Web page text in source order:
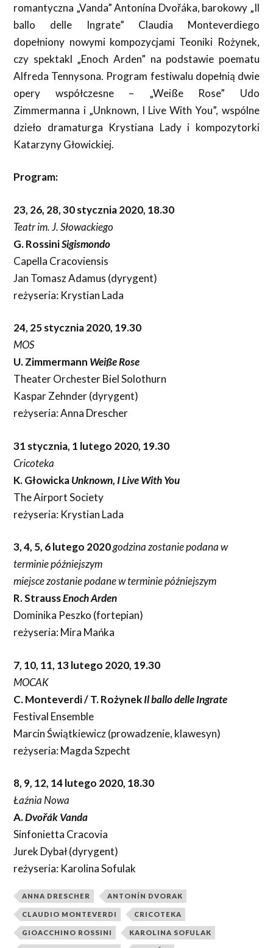
romantyczna „Vanda” Antonína Dvořáka, barokowy „Il
ballo delle Ingrate” Claudia Monteverdiego
dopełniony nowymi kompozycjami Teoniki Rożynek,
czy spektakl „Enoch Arden” na podstawie poematu
Alfreda Tennysona. Program festiwalu dopełnią dwie
opery współczesne – „Weiße Rose” Udo
Zimmermanna i „Unknown, I Live With You”, wspólne
dzieło dramaturga Krystiana Lady i kompozytorki
Katarzyny Głowickiej.
Program:
23, 26, 28, 30 stycznia 2020, 18.30
Teatr im. J. Słowackiego
G. RossiniSigismondo
Capella Cracoviensis
Jan Tomasz Adamus (dyrygent)
reżyseria: Krystian Lada
24, 25 stycznia 2020, 19.30
MOS
U. Zimmermann Weiße Rose
Theater Orchester Biel Solothurn
Kaspar Zehnder (dyrygent)
reżyseria: Anna Drescher
31 stycznia, 1 lutego 2020, 19.30
Cricoteka
K. GłowickaUnknown, I Live With You
The Airport Society
reżyseria: Krystian Lada
3, 4, 5, 6 lutego 2020godzina zostanie podana w
terminie późniejszym
miejsce zostanie podane w terminie późniejszym
R. StraussEnoch Arden
Dominika Peszko (fortepian)
reżyseria: Mira Mańka
7, 10, 11, 13 lutego 2020, 19.30
MOCAK
C. Monteverdi / T. RożynekIl ballo delle Ingrate
Festival Ensemble
Marcin Świątkiewicz (prowadzenie, klawesyn)
reżyseria: Magda Szpecht
8, 9, 12, 14 lutego 2020, 18.30
Łaźnia Nowa
A.DvořákVanda
Sinfonietta Cracovia
Jurek Dybał (dyrygent)
reżyseria: Karolina Sofulak
ANNA DRESCHER ANTONÍN DVORAK
CLAUDIO MONTEVERDI CRICOTEKA
GIOACCHINO ROSSINI KAROLINA SOFULAK